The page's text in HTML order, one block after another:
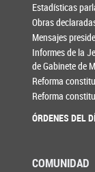
Estadísticas
Obras
Mensajes
Informes de la
de Gabinete de
Reforma
Reforma
ÓRDENES DEL
COMUNIDAD